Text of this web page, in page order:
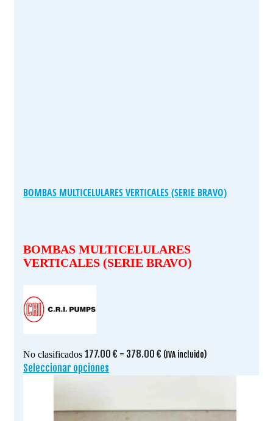
BOMBAS MULTICELULARES VERTICALES (SERIE BRAVO)
BOMBAS MULTICELULARES
VERTICALES (SERIE BRAVO)
No clasificados 177.00 € - 378.00 € Rango
177.00 €
(IVA incluido)
Seleccionar opciones
múltiples